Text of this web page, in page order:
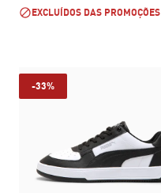
EXCLUÍDOS DAS PROMOÇÕES
-33%